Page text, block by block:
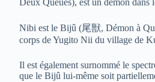
Deux Queues), est un démon dans
Nibi est le Bijû (尾獣, Démon à
corps de Yugito Nii du village de
Il est également surnommé le
que le Bijû lui-même soit